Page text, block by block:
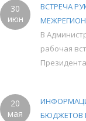
30
июн
ВСТРЕЧА
В
рабочая
20
мая
БЮДЖЕТОВ